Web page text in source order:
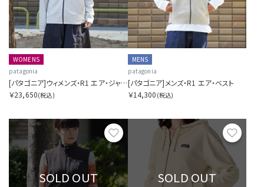
WOMENS
patagonia
[パタゴニア]ウィメンズ・R1 エア・ジャケット
￥23,650(税込)
MENS
patagonia
[パタゴニア]メンズ・R1 エア・ベスト
￥14,300 (税込)
お気に入り
SOLD OUT SOLD OUT